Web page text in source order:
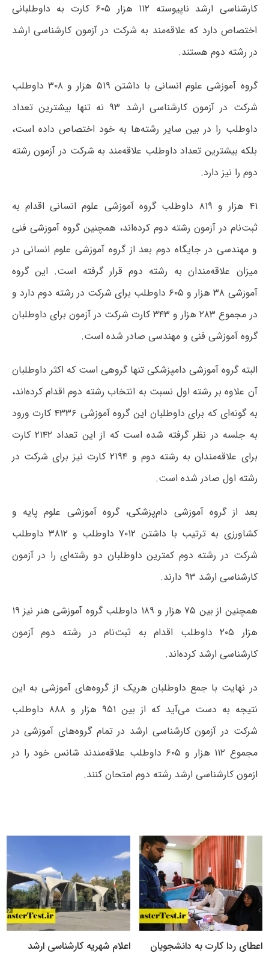
کارشناسی ارشد ناپیوسته ۱۱۲ هزار ۶۰۵ کارت به داوطلبانی
اختصاص دارد که علاقه‌مند به شرکت در آزمون کارشناسی ارشد
در رشته دوم هستند.
گروه آموزشی علوم انسانی با داشتن ۵۱۹ هزار و ۳۰۸ داوطلب
شرکت در آزمون کارشناسی ارشد ۹۳ نه تنها بیشترین تعداد
داوطلب را در بین سایر رشته‌ها به خود اختصاص داده است،
بلکه بیشترین تعداد داوطلب علاقه‌مند به شرکت در آزمون رشته
دوم را نیز دارد.
۴۱ هزار و ۸۱۹ داوطلب گروه آموزشی علوم انسانی اقدام به
ثبت‌نام در آزمون رشته دوم کرده‌اند، همچنین گروه آموزشی فنی
و مهندسی در جایگاه دوم بعد از گروه آموزشی علوم انسانی در
میزان علاقه‌مندان به رشته دوم قرار گرفته است. این گروه
آموزشی ۳۸ هزار و ۶۰۵ داوطلب برای شرکت در رشته دوم دارد و
در مجموع ۲۸۳ هزار و ۳۴۳ کارت شرکت در آزمون برای داوطلبان
گروه آموزشی فنی و مهندسی صادر شده است.
البته گروه آموزشی دامپزشکی تنها گروهی است که اکثر داوطلبان
آن علاوه بر رشته اول نسبت به انتخاب رشته دوم اقدام کرده‌اند،
به گونه‌ای که برای داوطلبان این گروه آموزشی ۴۳۳۶ کارت ورود
به جلسه در نظر گرفته شده است که از این تعداد ۲۱۴۲ کارت
برای علاقه‌مندان به رشته دوم و ۲۱۹۴ کارت نیز برای شرکت در
رشته اول صادر شده است.
بعد از گروه آموزشی دام‌پزشکی، گروه آموزشی علوم پایه و
کشاورزی به ترتیب با داشتن ۷۰۱۲ داوطلب و ۳۸۱۲ داوطلب
شرکت در رشته دوم کمترین داوطلبان دو رشته‌ای را در آزمون
کارشناسی ارشد ۹۳ دارند.
همچنین از بین ۷۵ هزار و ۱۸۹ داوطلب گروه آموزشی هنر نیز ۱۹
هزار ۲۰۵ داوطلب اقدام به ثبت‌نام در رشته دوم آزمون
کارشناسی ارشد کرده‌اند.
در نهایت با جمع داوطلبان هریک از گروه‌های آموزشی به این
نتیجه به دست می‌آید که از بین ۹۵۱ هزار و ۸۸۸ داوطلب
شرکت در آزمون کارشناسی ارشد در تمام گروه‌های آموزشی در
مجموع ۱۱۲ هزار و ۶۰۵ داوطلب علاقه‌مندند شانس خود را در
ازمون کارشناسی ارشد رشته دوم امتحان کنند.
اعطای ردا کارت به دانشجویان اعلام شهریه کارشناسی ارشد